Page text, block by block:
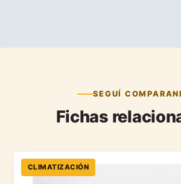
SEGUÍ
Fichas
CLIMATIZACIÓN